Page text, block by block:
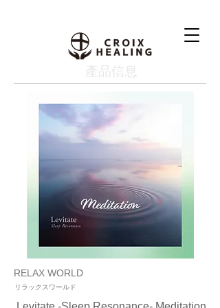
產品信息
RELAX WORLD
リラックスワールド